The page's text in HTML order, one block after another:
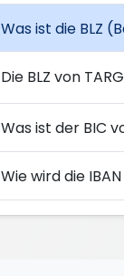
Was ist die BLZ
Die BLZ von
Was ist der BIC
Wie wird die